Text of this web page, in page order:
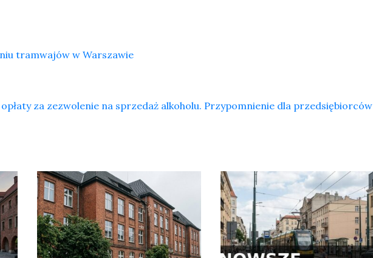
tramwajów w Warszawie
za zezwolenie na sprzedaż alkoholu. Przypomnienie dla przedsiębiorców